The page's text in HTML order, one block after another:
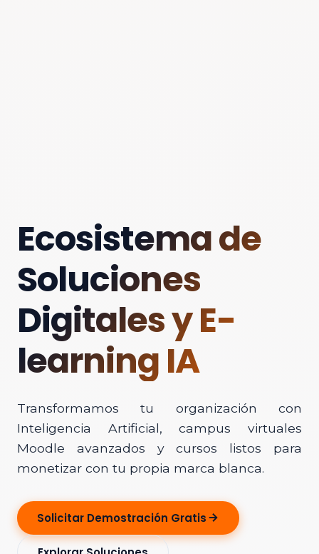
Ecosistema de
Soluciones
Digitales y E-
learning IA
Transformamos tu organización con
Inteligencia Artificial, campus virtuales
Moodle avanzados y cursos listos para
monetizar con tu propia marca blanca.
Solicitar Demostración Gratis